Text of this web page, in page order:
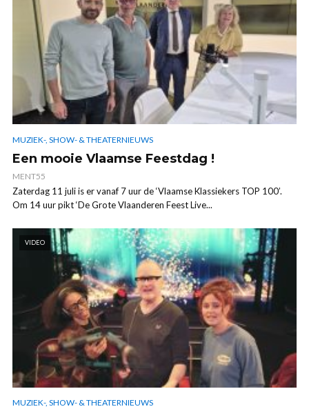
MUZIEK-, SHOW- & THEATERNIEUWS
Een mooie Vlaamse Feestdag !
MENT55
Zaterdag 11 juli is er vanaf 7 uur de ‘Vlaamse Klassiekers TOP 100’.
Om 14 uur pikt ‘De Grote Vlaanderen Feest Live...
VIDEO
MUZIEK-, SHOW- & THEATERNIEUWS